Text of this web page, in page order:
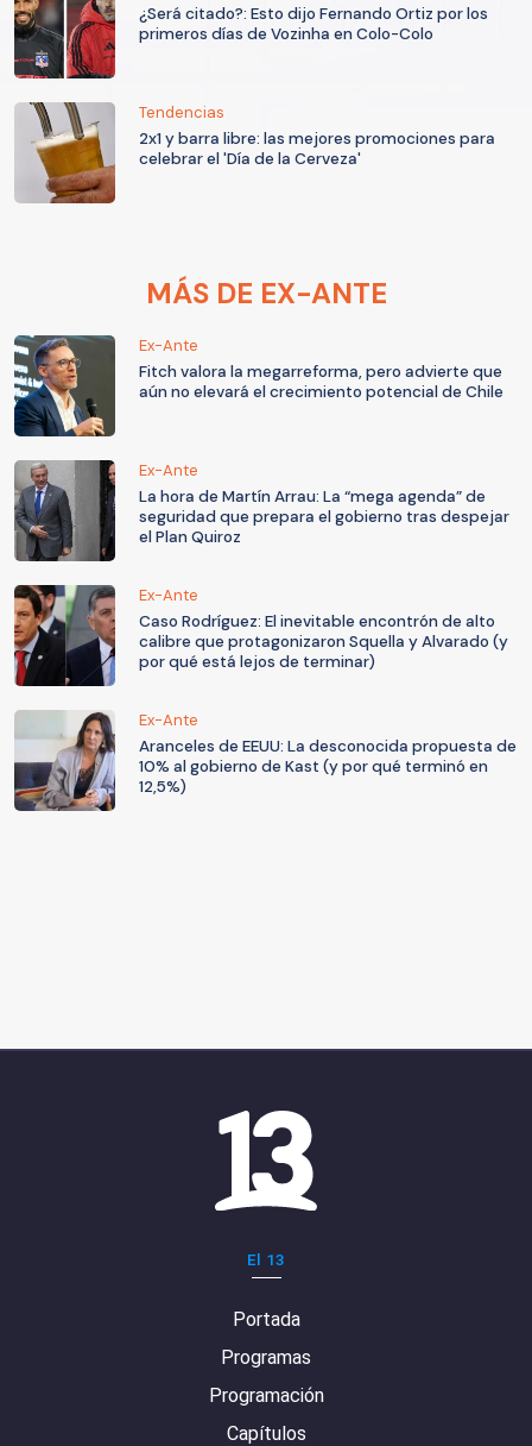
¿Será citado?: Esto dijo Fernando Ortiz por los
primeros días de Vozinha en Colo-Colo
Tendencias
2x1 y barra libre: las mejores promociones para
celebrar el 'Día de la Cerveza'
MÁS DE EX-ANTE
Ex-Ante
Fitch valora la megarreforma, pero advierte que
aún no elevará el crecimiento potencial de Chile
Ex-Ante
La hora de Martín Arrau: La “mega agenda” de
seguridad que prepara el gobierno tras despejar
el Plan Quiroz
Ex-Ante
Caso Rodríguez: El inevitable encontrón de alto
calibre que protagonizaron Squella y Alvarado (y
por qué está lejos de terminar)
Ex-Ante
Aranceles de EEUU: La desconocida propuesta de
10% al gobierno de Kast (y por qué terminó en
12,5%)
El 13
Portada
Programas
Programación
Capítulos